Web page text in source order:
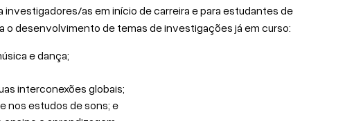
as em início de carreira e para estudantes de
desenvolvimento de temas de investigações já em curso:
e dança;
interconexões globais;
nos estudos de sons; e